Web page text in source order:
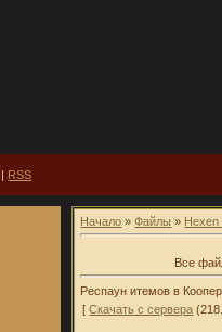
| RSS
Начало »Файлы » Hexen
Все
Респаун итемов в
[Скачать с сервера